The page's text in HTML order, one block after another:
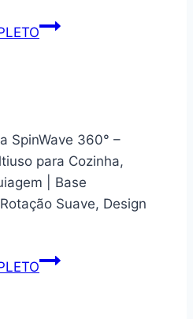
Kit
7
Prateleiras
11
Nichos
Branco
SpinWave 360° –
para Cozinha,
| Base
Suave, Design
Bandeja